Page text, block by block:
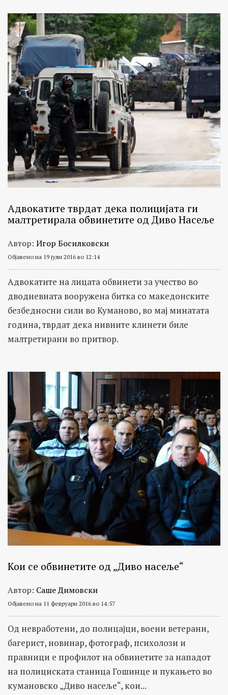
Адвокатите тврдат дека полицијата ги
малтретирала обвинетите од Диво Насеље
Автор: Игор Босилковски
Објавено на 19 јули 2016 во 12:14
Адвокатите на лицата обвинети за учество во
дводневната вооружена битка со македонските
безбедносни сили во Куманово, во мај минатата
година, тврдат дека нивните клинети биле
малтретирани во притвор.
Кои се обвинетите од „Диво насеље“
Автор: Саше Димовски
Објавено на 11 февруари 2016 во 14:57
Од невработени, до полицајци, воени ветерани,
багерист, новинар, фотограф, психолози и
правници е профилот на обвинетите за нападот
на полициската станица Гошинце и пукањето во
кумановско „Диво насеље“, кои...